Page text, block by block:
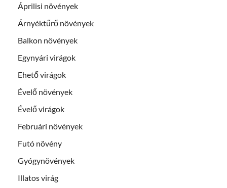
Áprilisi növények
Árnyéktűrő növények
Balkon növények
Egynyári virágok
Ehető virágok
Évelő növények
Évelő virágok
Februári növények
Futó növény
Gyógynövények
Illatos virág